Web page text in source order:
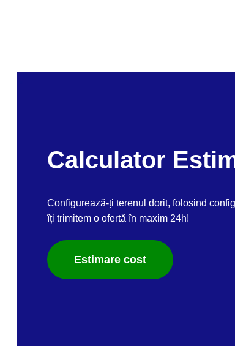
Calculator
Configurează-ți terenul dorit, folosind
îți trimitem o ofertă în maxim 24h!
Estimare cost